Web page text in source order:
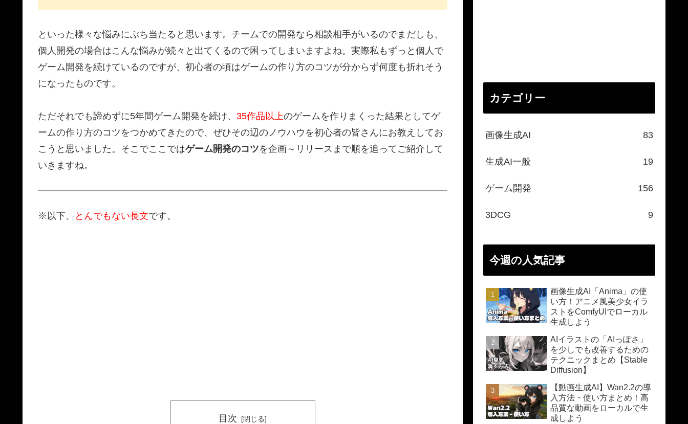
といった様々な悩みにぶち当たると思います。チームでの開発なら相談相手がいるのでまだしも、
個人開発の場合はこんな悩みが続々と出てくるので困ってしまいますよね。実際私もずっと個人で
ゲーム開発を続けているのですが、初心者の頃はゲームの作り方のコツが分からず何度も折れそう
になったものです。
ただそれでも諦めずに5年間ゲーム開発を続け、 35作品以上のゲームを作りまくった結果としてゲ
ームの作り方のコツをつかめてきたので、ぜひその辺のノウハウを初心者の皆さんにお教えしてお
こうと思いました。そこでここではゲーム開発のコツを企画～リリースまで順を追ってご紹介して
いきますね。
※以下、 とんでもない長文です。
目次
カテゴリー
画像生成AI 83
生成AI一般 19
ゲーム開発 156
3DCG 9
今週の人気記事
画像生成AI「Anima」の使
い方！アニメ風美少女イラ
ストをComfyUIでローカル
生成しよう
AIイラストの「AIっぽさ」
を少しでも改善するための
テクニックまとめ【Stable
Diffusion】
【動画生成AI】Wan2.2の導
入方法・使い方まとめ！高
品質な動画をローカルで生
成しよう